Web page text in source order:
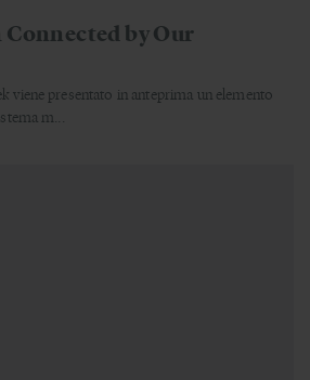
Connected by Our
viene presentato in anteprima un elemento
m...